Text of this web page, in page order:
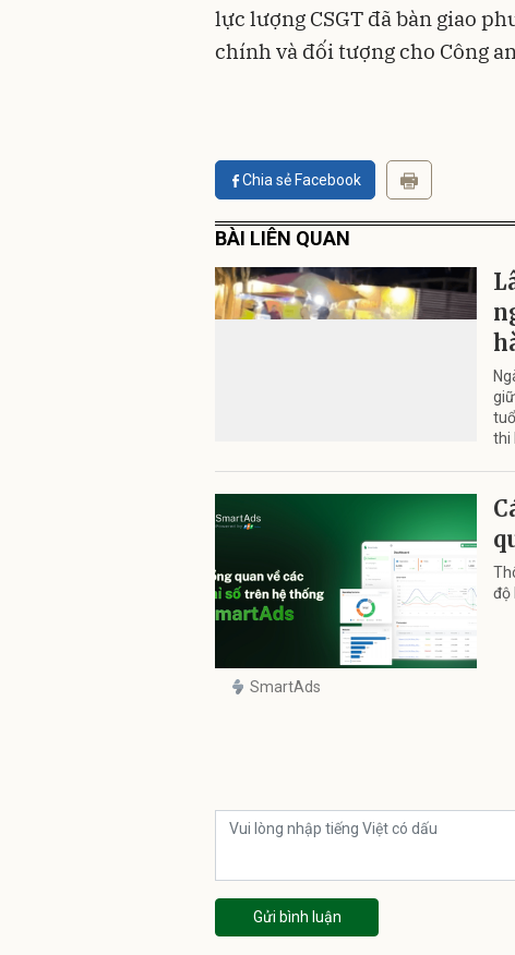
lực lượng CSGT đã bàn giao
chính và đối tượng cho Công
Chia sẻ Facebook
BÀI LIÊN QUAN
thi
độ
SmartAds
Gửi bình luận